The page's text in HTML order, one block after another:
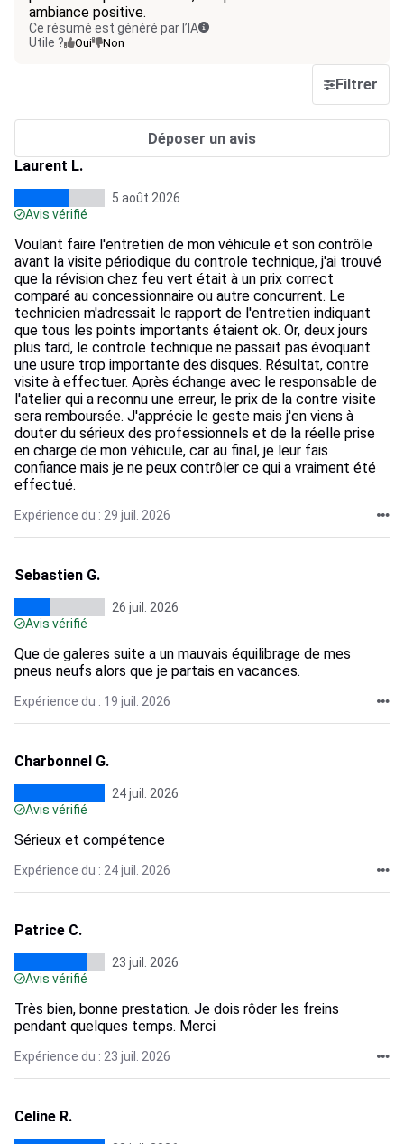
ambiance positive.
Ce résumé est généré par l’IA
Utile ?
Oui Non
Filtrer
Déposer un avis
Laurent L.
5 août 2026
Avis vérifié
Voulant faire l'entretien de mon véhicule et son contrôle
avant la visite périodique du controle technique, j'ai trouvé
que la révision chez feu vert était à un prix correct
comparé au concessionnaire ou autre concurrent. Le
technicien m'adressait le rapport de l'entretien indiquant
que tous les points importants étaient ok. Or, deux jours
plus tard, le controle technique ne passait pas évoquant
une usure trop importante des disques. Résultat, contre
visite à effectuer. Après échange avec le responsable de
l'atelier qui a reconnu une erreur, le prix de la contre visite
sera remboursée. J'apprécie le geste mais j'en viens à
douter du sérieux des professionnels et de la réelle prise
en charge de mon véhicule, car au final, je leur fais
confiance mais je ne peux contrôler ce qui a vraiment été
effectué.
Expérience du : 29 juil. 2026
Sebastien G.
26 juil. 2026
Avis vérifié
Que de galeres suite a un mauvais équilibrage de mes
pneus neufs alors que je partais en vacances.
Expérience du : 19 juil. 2026
Charbonnel G.
24 juil. 2026
Avis vérifié
Sérieux et compétence
Expérience du : 24 juil. 2026
Patrice C.
23 juil. 2026
Avis vérifié
Très bien, bonne prestation. Je dois rôder les freins
pendant quelques temps. Merci
Expérience du : 23 juil. 2026
Celine R.